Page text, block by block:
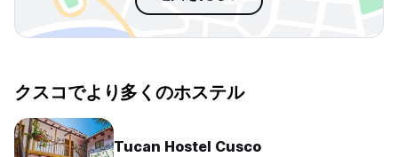
クスコでより多くのホステル
Tucan Hostel Cusco